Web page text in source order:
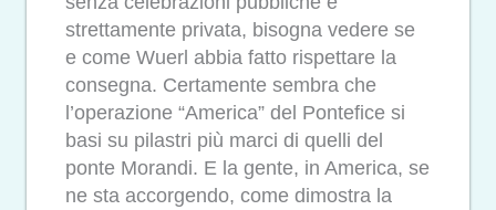
strettamente privata, bisogna vedere se
e come Wuerl abbia fatto rispettare la
consegna. Certamente sembra che
l’operazione “America” del Pontefice si
basi su pilastri più marci di quelli del
ponte Morandi. E la gente, in America, se
ne sta accorgendo, come dimostra la